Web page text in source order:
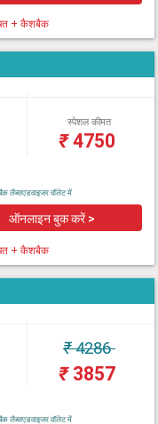
+ कैशबैक
स्पेशल कीमत
₹4750
लैब्सएडवाइजर वॉलेट में
ऑनलाइन बुक करें >
+ कैशबैक
₹4286
₹3857
लैब्सएडवाइजर वॉलेट में